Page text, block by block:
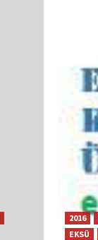
2016
EKSÜ